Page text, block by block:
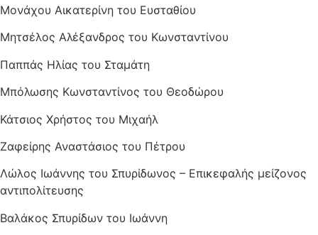
Μονάχου Αικατερίνη του Ευσταθίου
Μητσέλος Αλέξανδρος του Κωνσταντίνου
Παππάς Ηλίας του Σταμάτη
Μπόλωσης Κωνσταντίνος του Θεοδώρου
Κάτσιος Χρήστος του Μιχαήλ
Ζαφείρης Αναστάσιος του Πέτρου
Λώλος Ιωάννης του Σπυρίδωνος – Επικεφαλής μείζονος
αντιπολίτευσης
Βαλάκος Σπυρίδων του Ιωάννη